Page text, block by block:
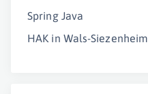
Spring Java
HAK in Wals-Siezenheim